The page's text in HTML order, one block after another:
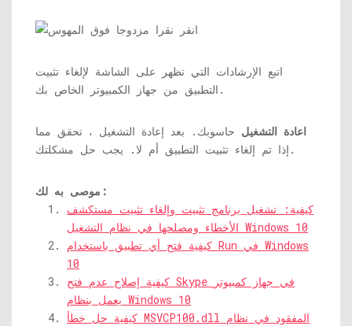
اتبع الإرشادات التي تظهر على الشاشة لإلغاء تثبيت
التطبيق من جهاز الكمبيوتر الخاص بك.
اعادة التشغيل حاسوبك. بعد إعادة التشغيل ، تحقق مما
إذا تم إلغاء تثبيت التطبيق أم لا. يجب حل مشكلتك.
موصى به لك:
كيفية: تشغيل برنامج تثبيت وإلغاء تثبيت مستكشف
الأخطاء ومصلحها في نظام التشغيل Windows 10
كيفية فتح أي تطبيق باستخدام Run في Windows
10
كيفية إصلاح عدم فتح Skype في جهاز كمبيوتر
يعمل بنظام Windows 10
كيفية حل خطأ MSVCP100.dll المفقود في نظام